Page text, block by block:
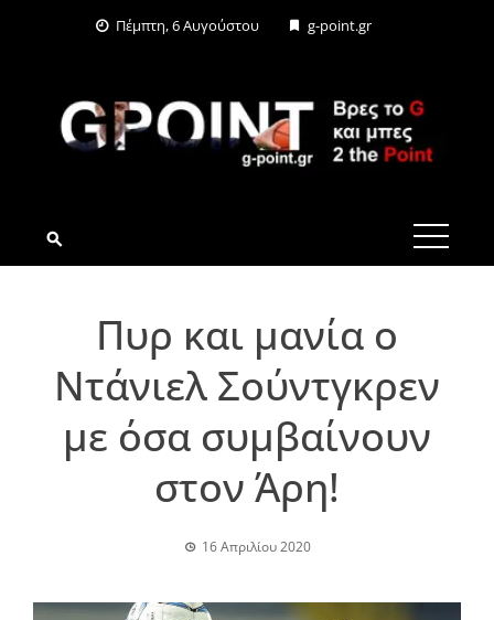
Πέμπτη, 6 Αυγούστου g-point.gr
G-POINT.GR
Πυρ και μανία ο
Ντάνιελ Σούντγκρεν
με όσα συμβαίνουν
στον Άρη!
16 Απριλίου 2020